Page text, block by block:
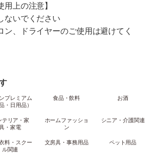
用上の注意】
ないでください
ン、ドライヤーのご使用は避けてく
プレミアム
・日用品）
食品・飲料 お酒
テリア・家
・家電
ホームファッショ
ン
シニア・介護関連
料・スクー
ル関連
文房具・事務用品 ペット用品